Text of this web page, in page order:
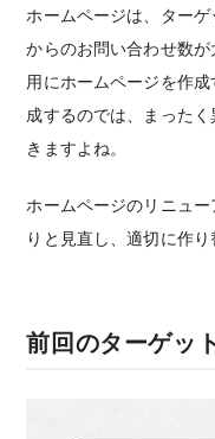
ホームページは、ター
からのお問い合わせ数
用にホームページを作
成するのでは、まった
きますよね。
ホームページのリニュ
りと見直し、適切に作り
前回のターゲット